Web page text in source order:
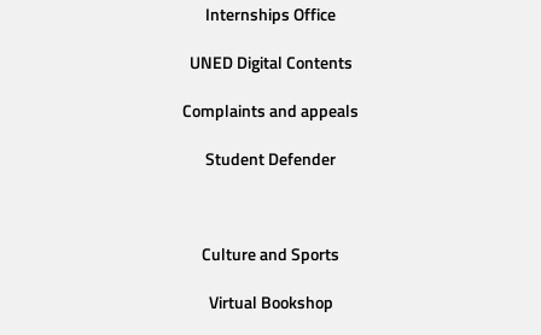
Internships Office
UNED Digital Contents
Complaints and appeals
Student Defender
Culture and Sports
Virtual Bookshop